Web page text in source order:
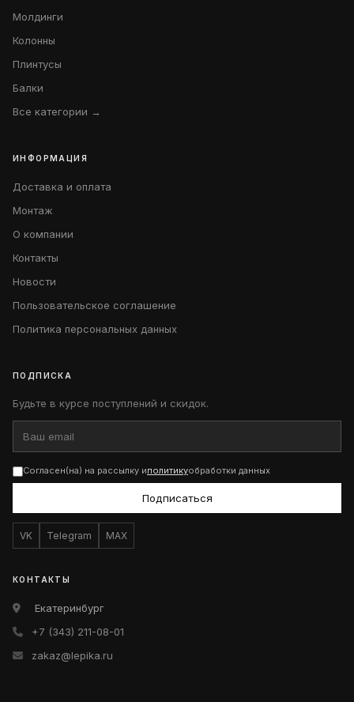
Молдинги
Колонны
Плинтусы
Балки
Все категории →
ИНФОРМАЦИЯ
Доставка и оплата
Монтаж
О компании
Контакты
Новости
Пользовательское соглашение
Политика персональных данных
ПОДПИСКА
Будьте в курсе поступлений и скидок.
Согласен(на) на рассылку иполитикуобработки данных
Подписаться
VK Telegram MAX
КОНТАКТЫ
Екатеринбург
+7 (343) 211-08-01
zakaz@lepika.ru